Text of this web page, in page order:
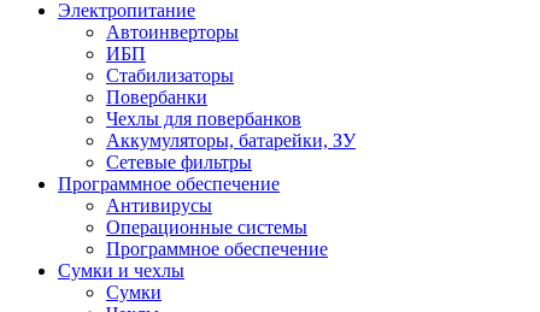
Электропитание
Автоинверторы
ИБП
Стабилизаторы
Повербанки
Чехлы для повербанков
Аккумуляторы, батарейки, ЗУ
Сетевые фильтры
Программное обеспечение
Антивирусы
Операционные системы
Программное обеспечение
Сумки и чехлы
Сумки